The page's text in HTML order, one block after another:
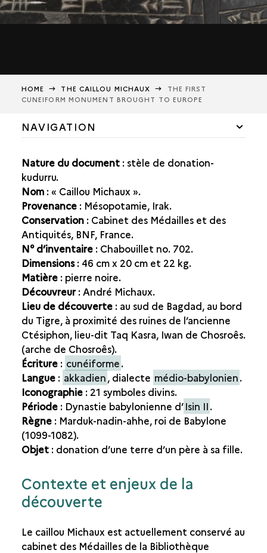
HOME THE CAILLOU MICHAUX
THE FIRST
CUNEIFORM MONUMENT BROUGHT TO EUROPE
NAVIGATION
WHAT DOES THE CAILLOU MICHAUX TELL US?
EXAMPLE OF A KUDURRU
HISTORICAL CONTEXT
THE MAN WHO DISCOVERED THE CAILLOU: ANDRÉ
MICHAUX
Nature du document: stèle de donation-
kudurru.
Nom : « Caillou Michaux ».
Provenance: Mésopotamie, Irak.
Conservation: Cabinet des Médailles et des
Antiquités, BNF, France.
N° d’inventaire : Chabouillet no. 702.
Dimensions: 46 cm x 20 cm et 22 kg.
Matière: pierre noire.
Découvreur: André Michaux.
Lieu de découverte: au sud de Bagdad, au bord
du Tigre, à proximité des ruines de l’ancienne
Ctésiphon, lieu-dit Taq Kasra, Iwan de Chosroês.
(arche de Chosroês).
Écriture: cunéiforme.
Langue: akkadien, dialecte médio-babylonien.
Iconographie: 21 symboles divins.
Période: Dynastie babylonienne d’Isin II.
Règne: Marduk-nadin-ahhe, roi de Babylone
(1099-1082).
Objet: donation d’une terre d’un père à sa fille.
Contexte et enjeux de la
découverte
Le caillou Michaux est actuellement conservé au
cabinet des Médailles de la Bibliothèque